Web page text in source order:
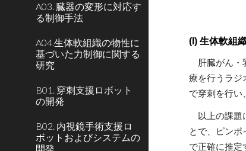
A03. 臓器の変形に対応す
る制御手法
A04.生体軟組織の物性に
基づいた力制御に関する
研究
B01. 穿刺支援ロボット
の開発
B02. 内視鏡手術支援ロ
ボットおよびシステムの
開発
(I) 生体軟組
肝臓がん・
療を行うラジ
で穿刺を行い
以上の課題
とで、ピンポ
で正確に推定